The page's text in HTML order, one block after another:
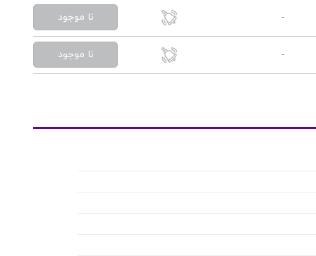
- نا موجود
- نا موجود